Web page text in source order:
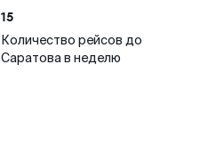
15
Количество рейсов до
Саратова в неделю